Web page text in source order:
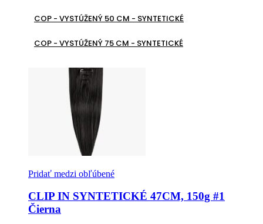
COP - VYSTÚŽENÝ 50 CM - SYNTETICKÉ
COP - VYSTÚŽENÝ 75 CM - SYNTETICKÉ
Pridať medzi obľúbené
CLIP IN SYNTETICKÉ 47CM, 150g #1
Čierna